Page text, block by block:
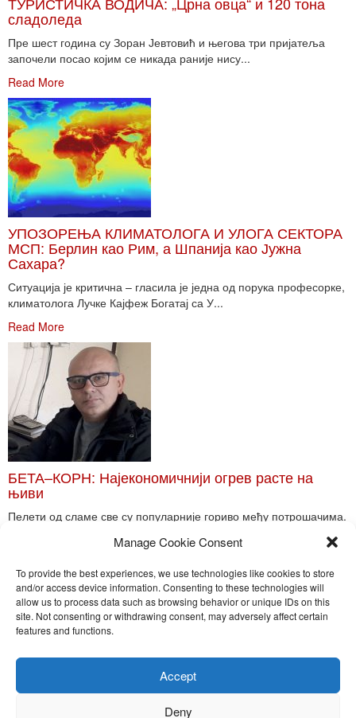
Manage Cookie Consent
To provide the best experiences, we use technologies like cookies to store
and/or access device information. Consenting to these technologies will
allow us to process data such as browsing behavior or unique IDs on this
site. Not consenting or withdrawing consent, may adversely affect certain
features and functions.
Accept
Deny
сладоледа
Пре шест година су Зоран Јевтовић и његова три пријатеља
започели посао којим се никада раније нису...
Read More
УПОЗОРЕЊА КЛИМАТОЛОГА И УЛОГА СЕКТОРА
МСП: Берлин као Рим, а Шпанија као Јужна
Сахара?
Ситуација је критична – гласила је једна од порука професорке,
климатолога Лучке Кајфеж Богатај са У...
Read More
БЕТА–КОРН: Најекономичнији огрев расте на
њиви
Пелети од сламе све су популарније гориво међу потрошачима.
Toggle
Nira Press d.o.o.
Sadržaj ovog sajta je zakonom zaštićena intelektualna svojina